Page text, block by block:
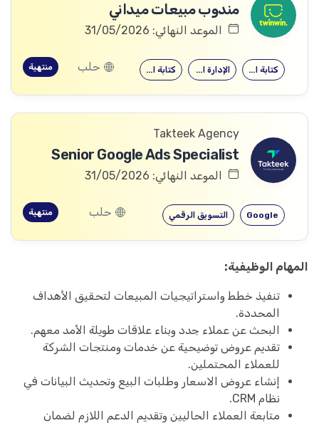
مندوب مبيعات ميداني
الموعد النهائي: 31/05/2026
كتابة التقارير الإدارة المكتبية كتابة التقارير حلب منتهية
Takteek Agency
Senior Google Ads Specialist
الموعد النهائي: 31/05/2026
التسويق الرقمي Google حلب منتهية
المهام الوظيفية:
تنفيذ خطط واستراتيجيات المبيعات لتحقيق الأهداف
المحددة.
البحث عن عملاء جدد وبناء علاقات طويلة الأمد معهم.
تقديم عروض توضيحية عن خدمات ومنتجات الشركة
للعملاء المحتملين.
إنشاء عروض الاسعار وطلبات البيع وتحديث البيانات في
نظام CRM.
متابعة العملاء الحاليين وتقديم الدعم اللازم لضمان